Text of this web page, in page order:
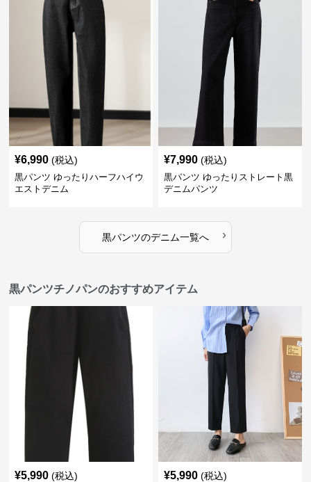
¥6,990 (税込)
黒パンツ ゆったりハーフハイウ
エストデニム
¥7,990 (税込)
黒パンツ ゆったりストレート黒
デニムパンツ
黒パンツのデニム一覧へ ›
黒パンツチノパンのおすすめアイテム
¥5,990 (税込) ¥5,990 (税込)